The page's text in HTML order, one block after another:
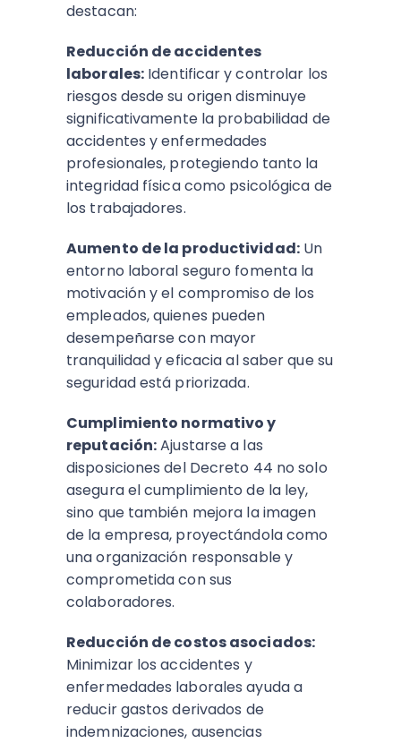
destacan:
Reducción de accidentes
laborales: Identificar y controlar los
riesgos desde su origen disminuye
significativamente la probabilidad de
accidentes y enfermedades
profesionales, protegiendo tanto la
integridad física como psicológica de
los trabajadores.
Aumento de la productividad:Un
entorno laboral seguro fomenta la
motivación y el compromiso de los
empleados, quienes pueden
desempeñarse con mayor
tranquilidad y eficacia al saber que su
seguridad está priorizada.
Cumplimiento normativo y
reputación:Ajustarse a las
disposiciones del Decreto 44 no solo
asegura el cumplimiento de la ley,
sino que también mejora la imagen
de la empresa, proyectándola como
una organización responsable y
comprometida con sus
colaboradores.
Reducción de costos asociados:
Minimizar los accidentes y
enfermedades laborales ayuda a
reducir gastos derivados de
indemnizaciones, ausencias